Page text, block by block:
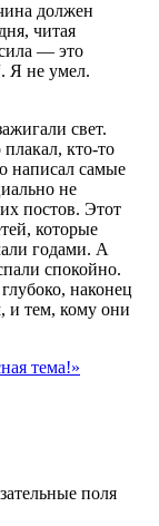
должен
читая
— это
Я не умел.
свет.
кто-то
написал самые
не
постов. Этот
которые
годами. А
спокойно.
наконец
и тем, кому они
тема!»
поля